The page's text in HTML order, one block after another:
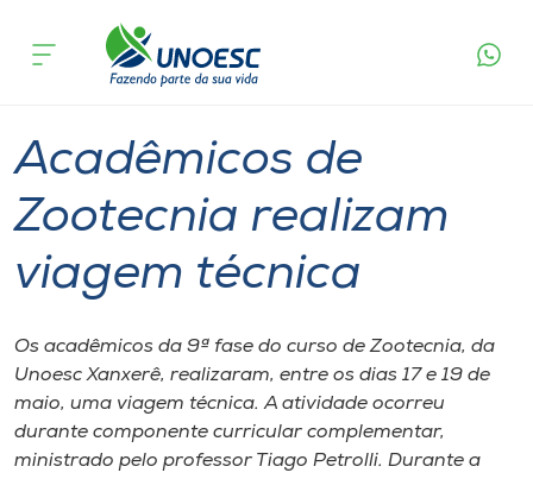
Cursos
Pesquisa
Atendimento ao Estudante
Portal de Ensino
A
acontece
Acadêmicos de
Zootecnia realizam
viagem técnica
Os acadêmicos da 9ª fase do curso de Zootecnia, da
Unoesc Xanxerê, realizaram, entre os dias 17 e 19 de
maio, uma viagem técnica. A atividade ocorreu
durante componente curricular complementar,
ministrado pelo professor Tiago Petrolli. Durante a